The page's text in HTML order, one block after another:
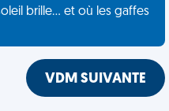
brille... et où les gaffes
VDM SUIVANTE